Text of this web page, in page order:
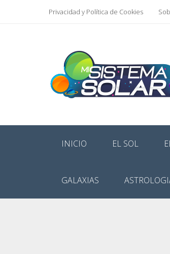
Privacidad y Política de Cookies
INICIO EL SOL
GALAXIAS